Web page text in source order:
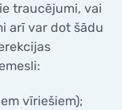
traucējumi, vai
arī var dot šādu
vīriešiem);